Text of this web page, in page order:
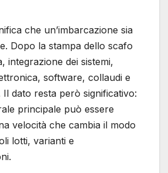
che un’imbarcazione sia
Dopo la stampa dello scafo
integrazione dei sistemi,
software, collaudi e
dato resta però significativo:
principale può essere
velocità che cambia il modo
lotti, varianti e